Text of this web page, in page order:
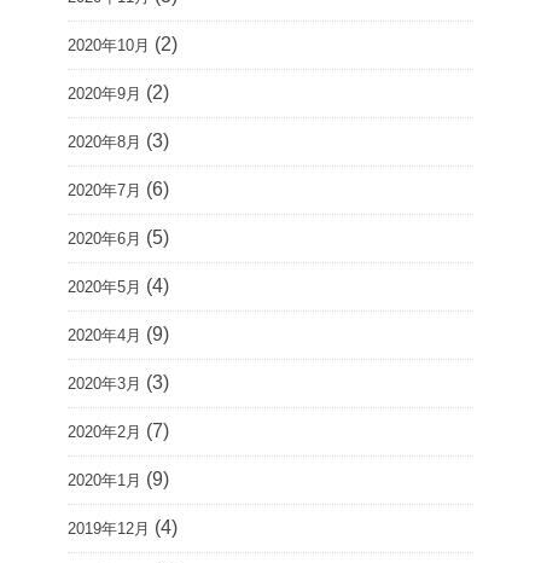
2020年10月 (2)
2020年9月 (2)
2020年8月 (3)
2020年7月 (6)
2020年6月 (5)
2020年5月 (4)
2020年4月 (9)
2020年3月 (3)
2020年2月 (7)
2020年1月 (9)
2019年12月 (4)